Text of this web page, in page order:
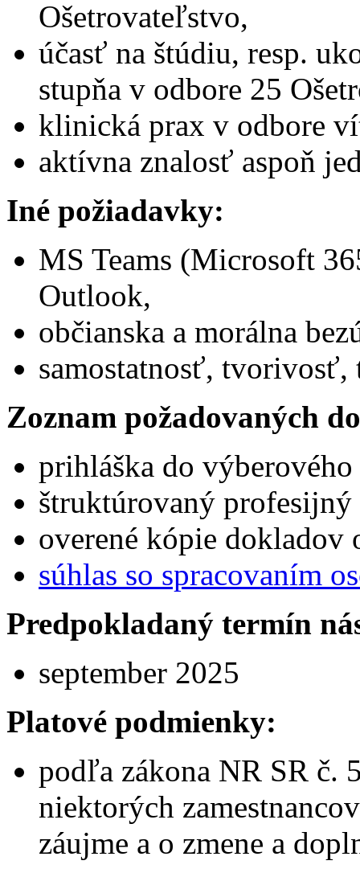
Ošetrovateľstvo,
účasť na štúdiu, resp.
stupňa v odbore 25
klinická prax v odbore
aktívna znalosť aspoň
Iné požiadavky:
MS Teams (Microsoft
Outlook,
občianska a morálna
samostatnosť,
Zoznam požadovaných
prihláška do
štruktúrovaný
overené kópie dokladov
súhlas so spracovaním
Predpokladaný termín
september 2025
Platové podmienky:
podľa zákona NR SR č.
niektorých
záujme a o zmene a